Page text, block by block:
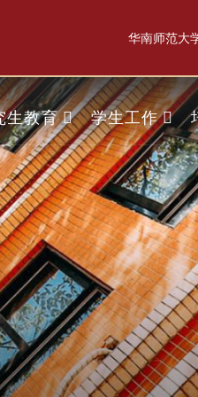
华南师范大
生教育 学生工作